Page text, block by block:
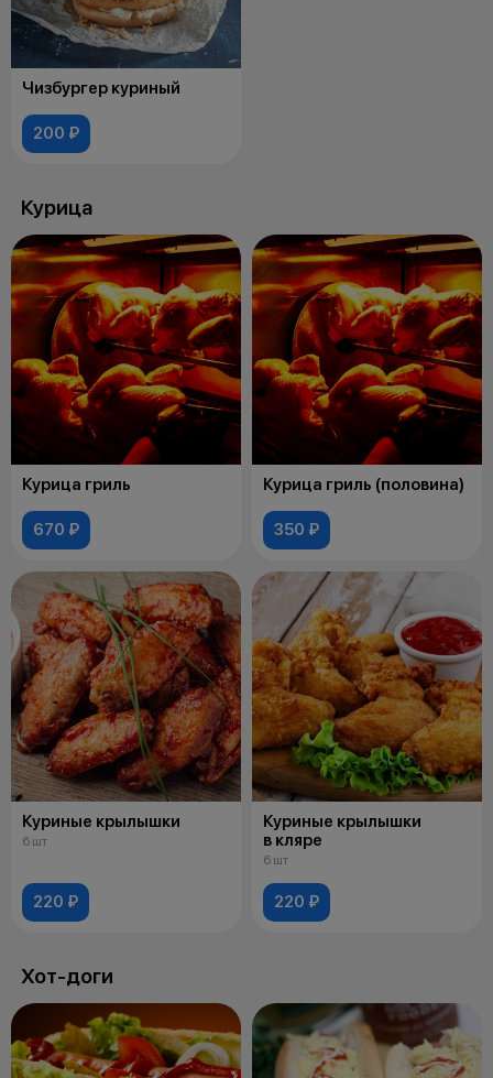
Чизбургер куриный
200 ₽
Курица
Курица гриль
670 ₽
Курица гриль (половина)
350 ₽
Куриные крылышки
6 шт
220 ₽
Куриные крылышки
в кляре
6 шт
220 ₽
Хот-доги